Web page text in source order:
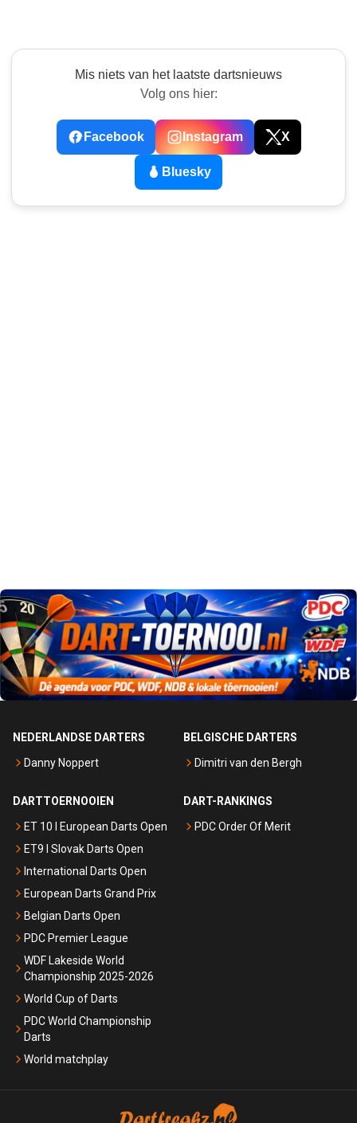
Mis niets van het laatste dartsnieuws
Volg ons hier:
Facebook Instagram X
Bluesky
NEDERLANDSE DARTERS
Danny Noppert
BELGISCHE DARTERS
Dimitri van den Bergh
DARTTOERNOOIEN
ET 10 I European Darts Open
ET9 I Slovak Darts Open
International Darts Open
European Darts Grand Prix
Belgian Darts Open
PDC Premier League
WDF Lakeside World
Championship 2025-2026
World Cup of Darts
PDC World Championship
Darts
World matchplay
DART-RANKINGS
PDC Order Of Merit